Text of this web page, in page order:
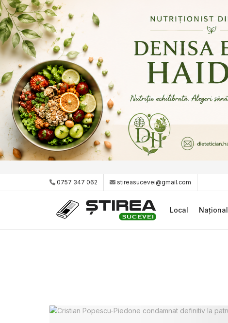
0757 347 062 stireasucevei@gmail.com
Local Național